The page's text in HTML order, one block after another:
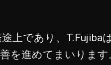
上であり、T.Fujiba
を進めてまいりま